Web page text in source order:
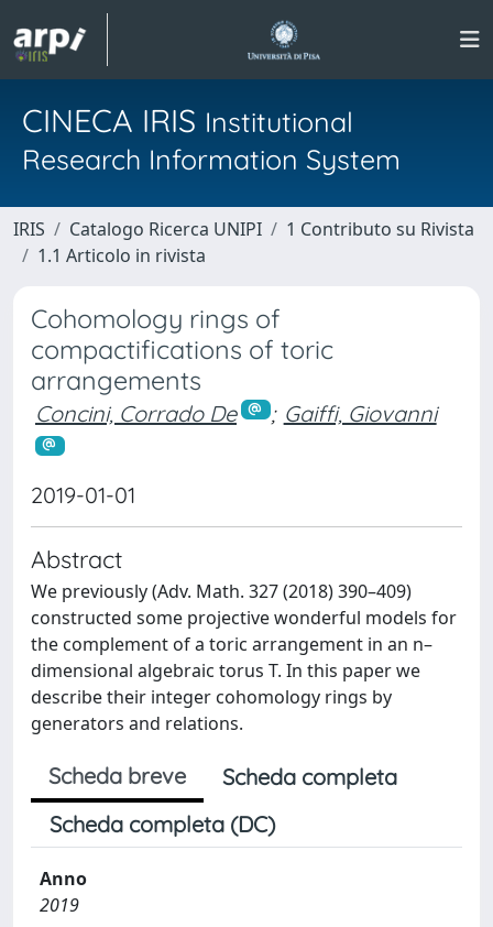
CINECA IRIS Institutional
Research Information System
IRIS Catalogo Ricerca UNIPI
1 Contributo su Rivista
1.1 Articolo in rivista
Cohomology rings of
compactifications of toric
arrangements
Concini, Corrado De ; Gaiffi, Giovanni
2019-01-01
Abstract
We previously (Adv. Math. 327 (2018) 390–409)
constructed some projective wonderful models for
the complement of a toric arrangement in an n–
dimensional algebraic torus T. In this paper we
describe their integer cohomology rings by
generators and relations.
Scheda breve
Scheda completa
Scheda completa (DC)
Anno
2019